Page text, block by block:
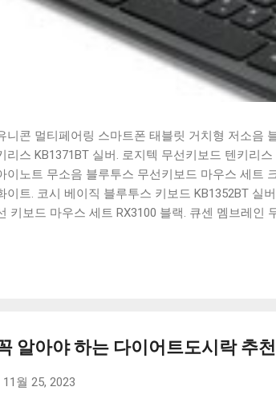
니콘 멀티페어링 스마트폰 태블릿 거치형 저소음
리스 KB1371BT 실버. 로지텍 무선키보드 텐키리
이노트 무소음 블루투스 무선키보드 마우스 세트
이트. 코시 베이직 블루투스 키보드 KB1352BT 실
키보드 마우스 세트 RX3100 블랙. 큐센 멤브레인
알아야 하는 다이어트도시락 추
11월 25, 2023